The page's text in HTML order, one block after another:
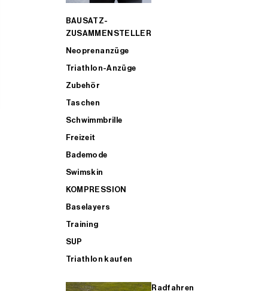
BAUSATZ-
ZUSAMMENSTELLER
Neoprenanzüge
Triathlon-Anzüge
Zubehör
Taschen
Schwimmbrille
Freizeit
Bademode
Swimskin
KOMPRESSION
Baselayers
Training
SUP
Triathlon kaufen
Radfahren